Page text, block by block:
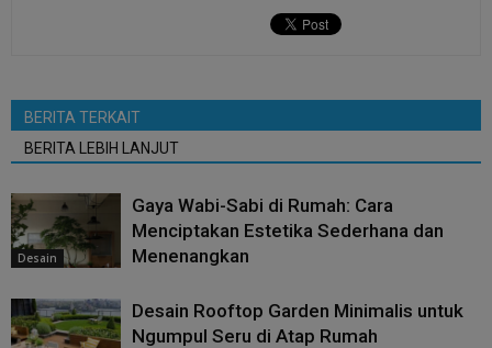
BERITA TERKAIT
BERITA LEBIH LANJUT
Desain
Gaya Wabi-Sabi di Rumah: Cara
Menciptakan Estetika Sederhana dan
Menenangkan
Desain Rooftop Garden Minimalis untuk
Ngumpul Seru di Atap Rumah